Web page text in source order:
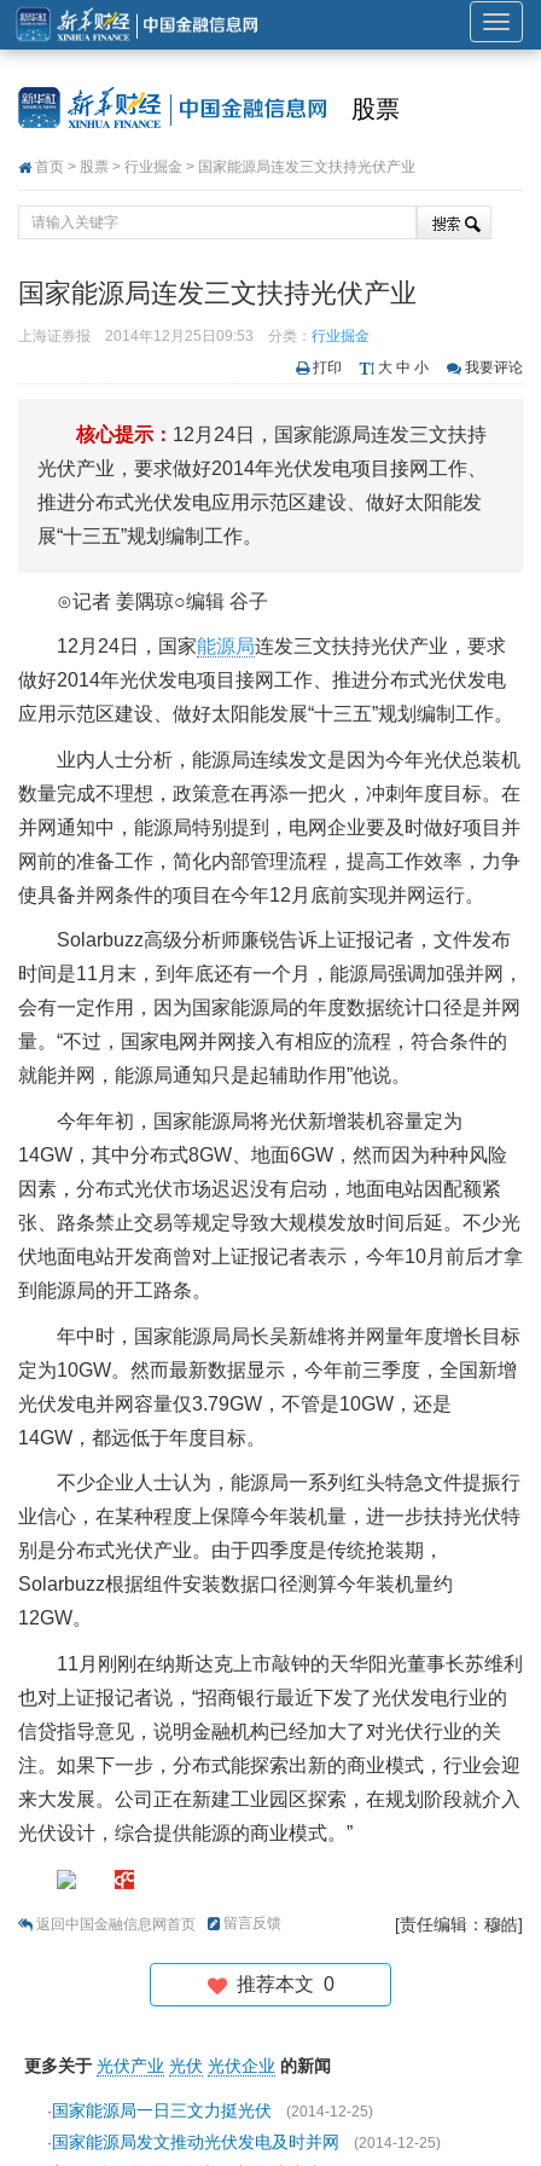
展
开
股票
首页 > 股票 > 行业掘金 > 国家能源局连发三文扶持光伏产业
国家能源局连发三文扶持光伏产业
上海证券报 2014年12月25日09:53 分类： 行业掘金
打印
大 中 小 我要评论
核心提示： 12月24日，国家能源局连发三文扶持
光伏产业，要求做好2014年光伏发电项目接网工作、
推进分布式光伏发电应用示范区建设、做好太阳能发
展“十三五”规划编制工作。
⊙记者 姜隅琼○编辑 谷子
12月24日，国家能源局连发三文扶持光伏产业，要求
做好2014年光伏发电项目接网工作、推进分布式光伏发电
应用示范区建设、做好太阳能发展“十三五”规划编制工作。
业内人士分析，能源局连续发文是因为今年光伏总装机
数量完成不理想，政策意在再添一把火，冲刺年度目标。在
并网通知中，能源局特别提到，电网企业要及时做好项目并
网前的准备工作，简化内部管理流程，提高工作效率，力争
使具备并网条件的项目在今年12月底前实现并网运行。
Solarbuzz高级分析师廉锐告诉上证报记者，文件发布
时间是11月末，到年底还有一个月，能源局强调加强并网，
会有一定作用，因为国家能源局的年度数据统计口径是并网
量。“不过，国家电网并网接入有相应的流程，符合条件的
就能并网，能源局通知只是起辅助作用”他说。
今年年初，国家能源局将光伏新增装机容量定为
14GW，其中分布式8GW、地面6GW，然而因为种种风险
因素，分布式光伏市场迟迟没有启动，地面电站因配额紧
张、路条禁止交易等规定导致大规模发放时间后延。不少光
伏地面电站开发商曾对上证报记者表示，今年10月前后才拿
到能源局的开工路条。
年中时，国家能源局局长吴新雄将并网量年度增长目标
定为10GW。然而最新数据显示，今年前三季度，全国新增
光伏发电并网容量仅3.79GW，不管是10GW，还是
14GW，都远低于年度目标。
不少企业人士认为，能源局一系列红头特急文件提振行
业信心，在某种程度上保障今年装机量，进一步扶持光伏特
别是分布式光伏产业。由于四季度是传统抢装期，
Solarbuzz根据组件安装数据口径测算今年装机量约
12GW。
11月刚刚在纳斯达克上市敲钟的天华阳光董事长苏维利
也对上证报记者说，“招商银行最近下发了光伏发电行业的
信贷指导意见，说明金融机构已经加大了对光伏行业的关
注。如果下一步，分布式能探索出新的商业模式，行业会迎
来大发展。公司正在新建工业园区探索，在规划阶段就介入
光伏设计，综合提供能源的商业模式。”
返回中国金融信息网首页 留言反馈 [责任编辑：穆皓]
推荐本文 0
更多关于 光伏产业 光伏 光伏企业 的新闻
·国家能源局一日三文力挺光伏
(2014-12-25)
·国家能源局发文推动光伏发电及时并网 (2014-12-25)